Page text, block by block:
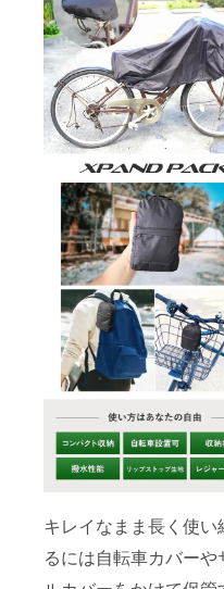
キレイなまま長く使い
るには自転車カバーや